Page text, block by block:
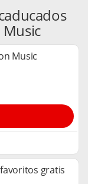
Music
gratis